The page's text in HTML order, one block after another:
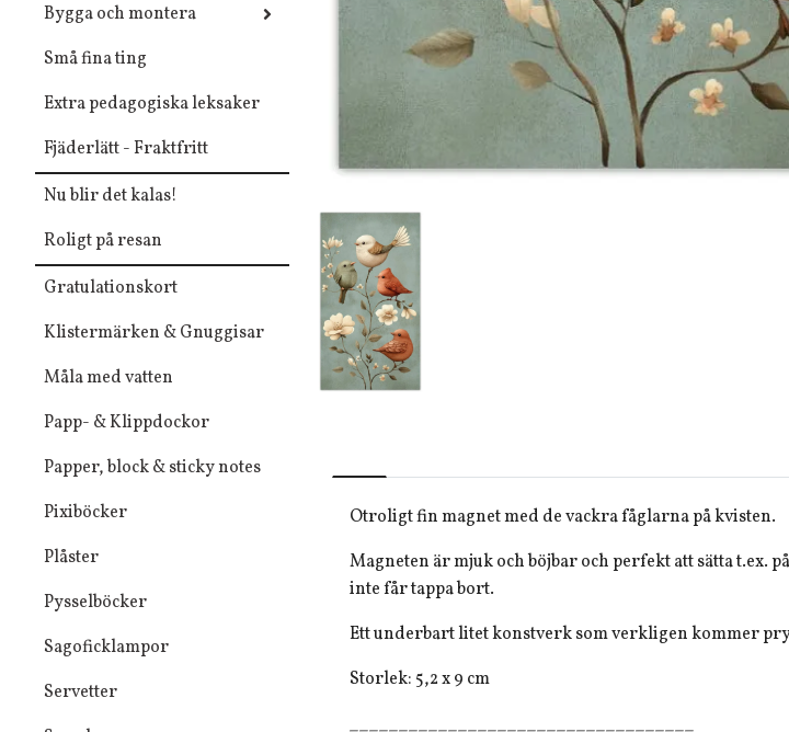
Bygga och montera
Små fina ting
Extra pedagogiska leksaker
Fjäderlätt - Fraktfritt
Nu blir det kalas!
Roligt på resan
Gratulationskort
Klistermärken & Gnuggisar
Måla med vatten
Papp- & Klippdockor
Papper, block & sticky notes
Pixiböcker
Plåster
Pysselböcker
Sagoficklampor
Servetter
Otroligt fin magnet med de vackra fåglarna på kvisten.
Magneten är mjuk och böjbar och perfekt att sätta t.ex.
inte får tappa bort.
Ett underbart litet konstverk som verkligen kommer
Storlek: 5,2 x 9 cm
___________________________________